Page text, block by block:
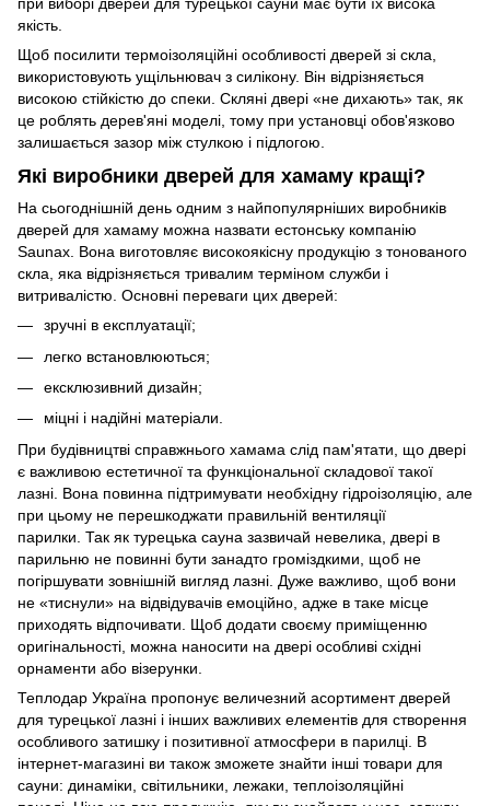
якість.
Щоб посилити термоізоляційні особливості дверей зі скла,
використовують ущільнювач з силікону. Він відрізняється
високою стійкістю до спеки. Скляні двері «не дихають» так, як
це роблять дерев'яні моделі, тому при установці обов'язково
залишається зазор між стулкою і підлогою.
Які виробники дверей для хамаму кращі?
На сьогоднішній день одним з найпопулярніших виробників
дверей для хамаму можна назвати естонську компанію
Saunax. Вона виготовляє високоякісну продукцію з тонованого
скла, яка відрізняється тривалим терміном служби і
витривалістю. Основні переваги цих дверей:
зручні в експлуатації;
легко встановлюються;
ексклюзивний дизайн;
міцні і надійні матеріали.
При будівництві справжнього хамама слід пам'ятати, що двері
є важливою естетичної та функціональної складової такої
лазні. Вона повинна підтримувати необхідну гідроізоляцію, але
при цьому не перешкоджати правильній вентиляції
парилки. Так як турецька сауна зазвичай невелика, двері в
парильню не повинні бути занадто громіздкими, щоб не
погіршувати зовнішній вигляд лазні. Дуже важливо, щоб вони
не «тиснули» на відвідувачів емоційно, адже в таке місце
приходять відпочивати. Щоб додати своєму приміщенню
оригінальності, можна наносити на двері особливі східні
орнаменти або візерунки.
Теплодар Україна пропонує величезний асортимент дверей
для турецької лазні і інших важливих елементів для створення
особливого затишку і позитивної атмосфери в парилці. В
інтернет-магазині ви також зможете знайти інші товари для
сауни: динаміки, світильники, лежаки, теплоізоляційні